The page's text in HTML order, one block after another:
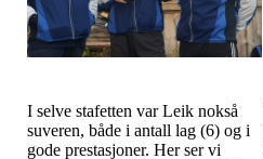
I selve stafetten var Leik nokså
suveren, både i antall lag (6) og i
gode prestasjoner. Her ser vi